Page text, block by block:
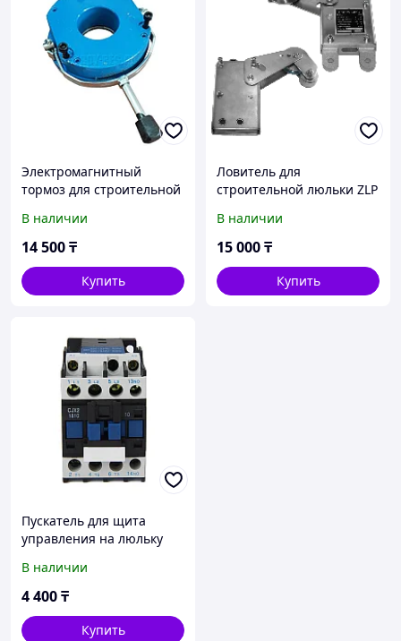
Электромагнитный
тормоз для строительной
В наличии
14 500₸
Купить
Ловитель для
строительной люльки ZLP
В наличии
15 000₸
Купить
Пускатель для щита
управления на люльку
В наличии
4 400₸
Купить